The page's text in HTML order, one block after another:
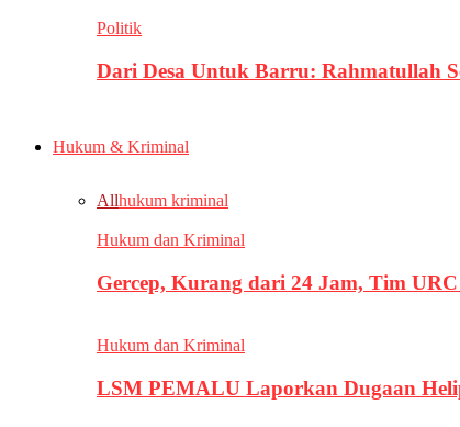
Politik
Dari Desa Untuk Barru: Rahmatullah
Hukum & Kriminal
Allhukum kriminal
Hukum dan Kriminal
Gercep, Kurang dari 24 Jam, Tim
Hukum dan Kriminal
LSM PEMALU Laporkan Dugaan